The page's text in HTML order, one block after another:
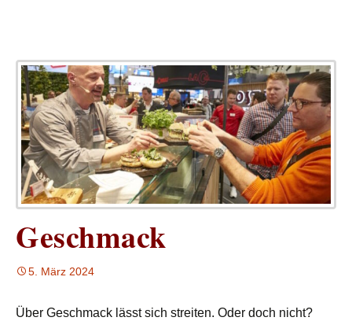
Geschmack
5. März 2024
Über Geschmack lässt sich streiten. Oder doch nicht?